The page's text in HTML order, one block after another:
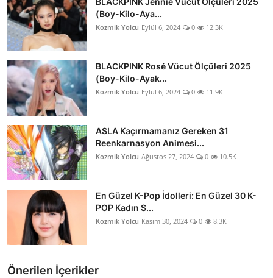
(Boy-Kilo-Aya...
Kozmik Yolcu Eylül 6, 2024 0 12.3K
BLACKPINK Rosé Vücut Ölçüleri 2025
(Boy-Kilo-Ayak...
Kozmik Yolcu Eylül 6, 2024 0 11.9K
ASLA Kaçırmamanız Gereken 31
Reenkarnasyon Animesi...
Kozmik Yolcu Ağustos 27, 2024 0 10.5K
En Güzel K-Pop İdolleri: En Güzel 30 K-
POP Kadın S...
Kozmik Yolcu Kasım 30, 2024 0 8.3K
Önerilen İçerikler